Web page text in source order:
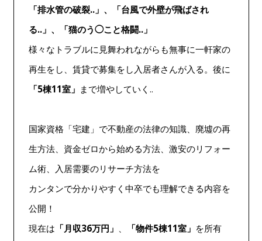
「排水管の破裂..」、「台風で外壁が飛ばされ
る..」、「猫のう◯こと格闘..」
様々なトラブルに見舞われながらも無事に一軒家の
再生をし、賃貸で募集をし入居者さんが入る。後に
「5棟11室」 まで増やしていく..
国家資格「宅建」で不動産の法律の知識、廃墟の再
生方法、資金ゼロから始める方法、激安のリフォー
ム術、入居需要のリサーチ方法を
カンタンで分かりやすく中卒でも理解できる内容を
公開！
現在は 「月収36万円」 「物件5棟11室」 を所有